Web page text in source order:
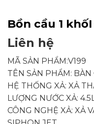
Bồn cầu 1 khốI
Liên hệ
MÃ SẢN PHẨM:V199
TÊN SẢN PHẨM: BÀN
HỆ THỐNG XẢ: XẢ
LƯỢNG NƯỚC XẢ:
CÔNG NGHỆ XẢ: XẢ